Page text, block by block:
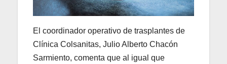
El coordinador operativo de trasplantes de
Clínica Colsanitas, Julio Alberto Chacón
Sarmiento, comenta que al igual que